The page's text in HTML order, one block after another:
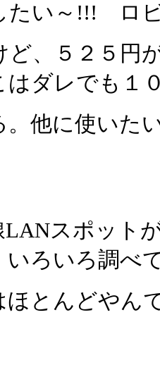
たい～!!! ロ
ど、５２５円
はダレでも１
。他に使いた
スポット
いろいろ調べ
ほとんどやん